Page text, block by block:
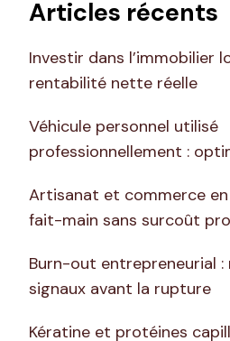
Articles récents
Investir dans l’immobilier
rentabilité nette réelle
Véhicule personnel utilisé
professionnellement :
Artisanat et commerce
fait-main sans surcoût
Burn-out entrepreneurial
signaux avant la rupture
Kératine et protéines